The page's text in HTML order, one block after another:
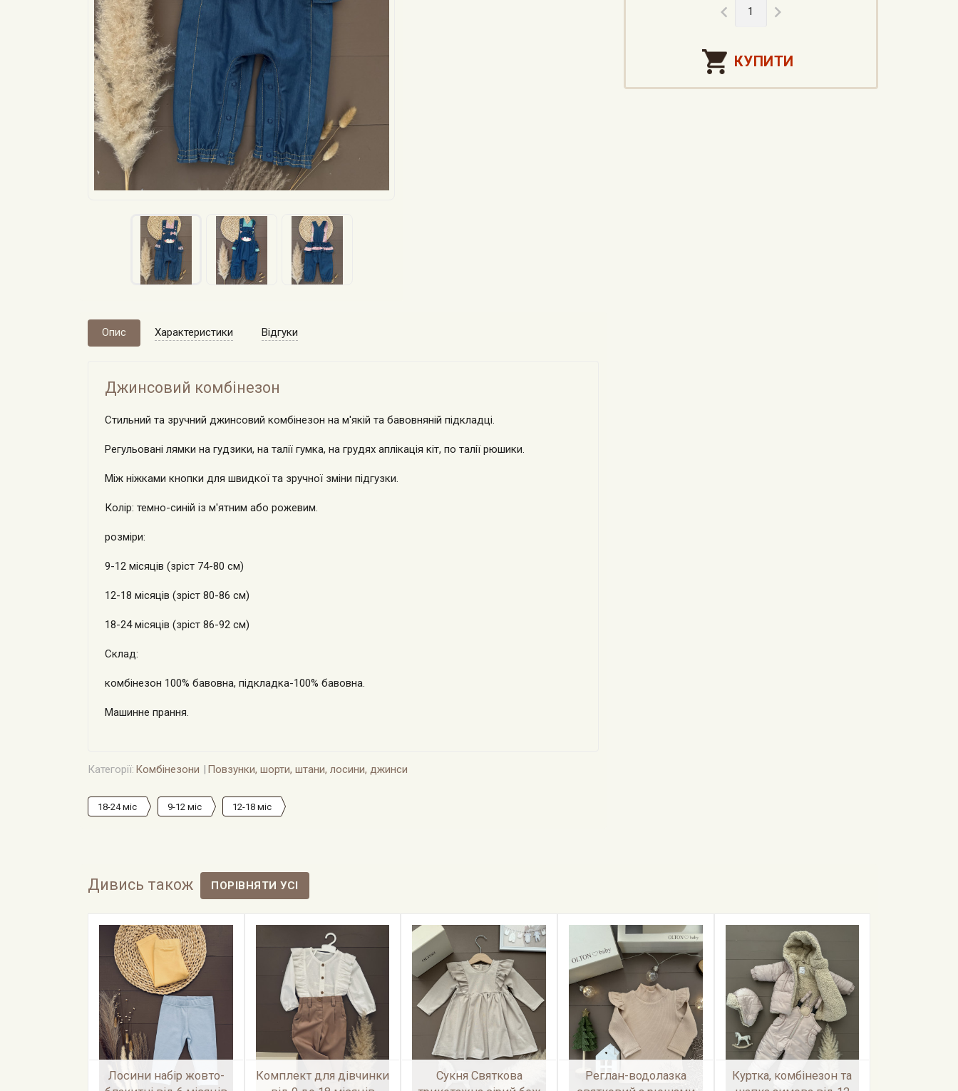
 
Опис Характеристики Відгуки
Джинсовий комбінезон
Стильний та зручний джинсовий комбінезон на м'якій та бавовняній підкладці.
Регульовані лямки на гудзики, на талії гумка, на грудях аплікація кіт, по талії рюшики.
Між ніжками кнопки для швидкої та зручної зміни підгузки.
Колір: темно-синій із м'ятним або рожевим.
розміри:
9-12 місяців (зріст 74-80 см)
12-18 місяців (зріст 80-86 см)
18-24 місяців (зріст 86-92 см)
Склад:
комбінезон 100% бавовна, підкладка-100% бавовна.
Машинне прання.
Категорії: Комбінезони Повзунки, шорти, штани, лосини, джинси
18-24 міс 9-12 міс 12-18 міс
Дивись також
Лосини набір жовто-
Комплект для дівчинки
Сукня Святкова
Реглан-водолазка
Куртка, комбінезон та